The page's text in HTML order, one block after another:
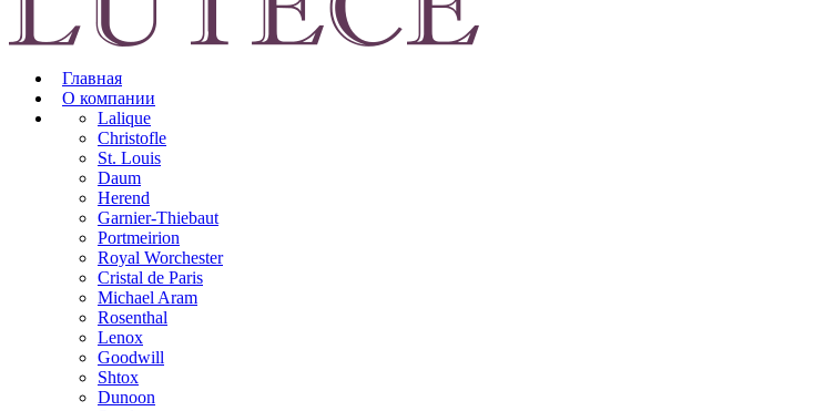
Главная
О компании
Lalique
Christofle
St. Louis
Daum
Herend
Garnier-Thiebaut
Portmeirion
Royal Worchester
Cristal de Paris
Michael Aram
Rosenthal
Lenox
Goodwill
Shtox
Dunoon